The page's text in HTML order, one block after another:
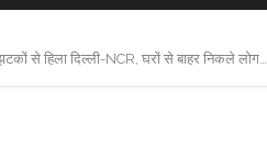
हिला दिल्ली-NCR, घरों से बाहर निकले लोग…